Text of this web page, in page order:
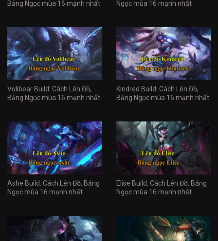
Bảng Ngọc mùa 16 mạnh nhất Ngọc mùa 16 mạnh nhất
Volibear Build: Cách Lên Đồ,
Bảng Ngọc mùa 16 mạnh nhất
Kindred Build: Cách Lên Đồ,
Bảng Ngọc mùa 16 mạnh nhất
Ashe Build: Cách Lên Đồ, Bảng
Ngọc mùa 16 mạnh nhất
Elise Build: Cách Lên Đồ, Bảng
Ngọc mùa 16 mạnh nhất